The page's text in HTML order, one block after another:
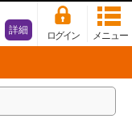
メニュー
ログイン
詳細